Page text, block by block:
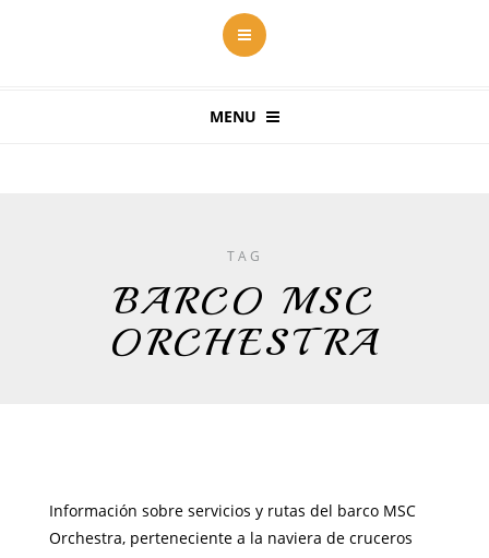
MENU
TAG
BARCO MSC
ORCHESTRA
Información sobre servicios y rutas del barco MSC
Orchestra, perteneciente a la naviera de cruceros